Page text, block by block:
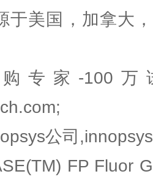
于美国，加拿大
专家-100万
公司
FP Fluor